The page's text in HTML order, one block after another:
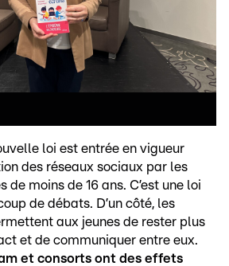
loi est entrée en vigueur
des réseaux sociaux par les
de moins de 16 ans. C’est une loi
de débats. D’un côté, les
aux jeunes de rester plus
et de communiquer entre eux.
et consorts ont des effets